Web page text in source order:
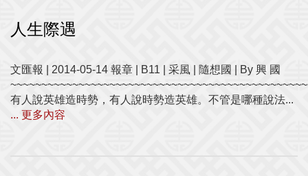
人生際遇
文匯報 | 2014-05-14 報章 | B11 | 采風 | 隨想國 | By 興 國
有人說英雄造時勢，有人說時勢造英雄。不管是哪種說法...
... 更多內容